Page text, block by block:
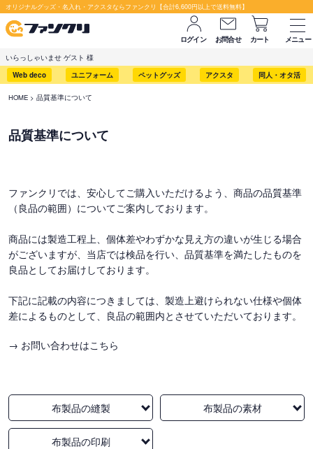
オリジナルグッズ・名入れ・アクスタならファンクリ【合計6,600円以上で送料無料】
ログイン お問合せ カート
メニュー
いらっしゃいませ ゲスト 様
Web deco
ユニフォーム ペットグッズ アクスタ 同人・オタ活
HOME 品質基準について
品質基準について
ファンクリでは、安心してご購入いただけるよう、商品の品質基準
（良品の範囲）についてご案内しております。
商品には製造工程上、個体差やわずかな見え方の違いが生じる場合
がございますが、当店では検品を行い、品質基準を満たしたものを
良品としてお届けしております。
下記に記載の内容につきましては、製造上避けられない仕様や個体
差によるものとして、良品の範囲内とさせていただいております。
→ お問い合わせはこちら
布製品の縫製 布製品の素材
布製品の印刷